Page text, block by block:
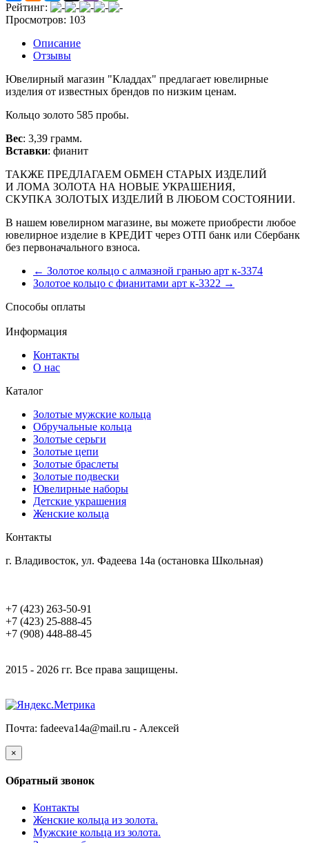
Рейтинг:
Просмотров: 103
Описание
Отзывы
Ювелирный магазин "Кладдах" предлагает ювелирные
изделия от известных брендов по низким ценам.
Кольцо золото 585 пробы.
Вес: 3,39 грамм.
Вставки: фианит
ТАКЖЕ ПРЕДЛАГАЕМ ОБМЕН СТАРЫХ ИЗДЕЛИЙ
И ЛОМА ЗОЛОТА НА НОВЫЕ УКРАШЕНИЯ,
СКУПКА ЗОЛОТЫХ ИЗДЕЛИЙ В ЛЮБОМ СОСТОЯНИИ.
В нашем ювелирном магазине, вы можете приобрести любое
ювелирное изделие в КРЕДИТ через ОТП банк или Сбербанк
без первоначального взноса.
← Золотое кольцо с алмазной гранью арт к-3374
Золотое кольцо с фианитами арт к-3322 →
Способы оплаты
Информация
Контакты
О нас
Каталог
Золотые мужские кольца
Обручальные кольца
Золотые серьги
Золотые цепи
Золотые браслеты
Золотые подвески
Ювелирные наборы
Детские украшения
Женские кольца
Контакты
г. Владивосток, ул. Фадеева 14а (остановка Школьная)
+7 (423) 263-50-91
+7 (423) 25-888-45
+7 (908) 448-88-45
2015 - 2026 гг. Все права защищены.
Почта: fadeeva14a@mail.ru - Алексей
×
Обратный звонок
Контакты
Женские кольца из золота.
Мужские кольца из золота.